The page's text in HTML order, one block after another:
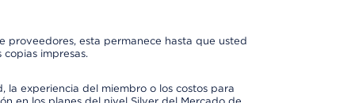
proveedores, esta permanece hasta que usted
impresas.
la experiencia del miembro o los costos para